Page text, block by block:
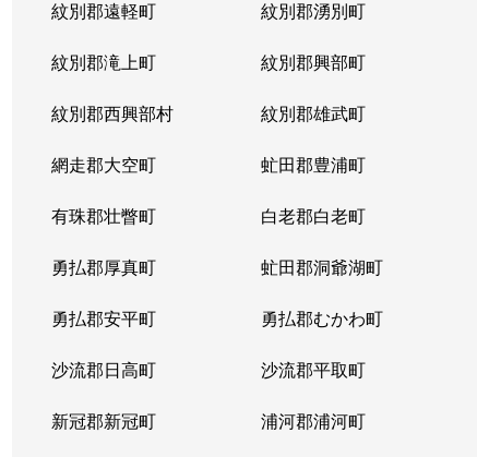
紋別郡遠軽町 紋別郡湧別町
紋別郡滝上町 紋別郡興部町
紋別郡西興部村 紋別郡雄武町
網走郡大空町 虻田郡豊浦町
有珠郡壮瞥町 白老郡白老町
勇払郡厚真町 虻田郡洞爺湖町
勇払郡安平町 勇払郡むかわ町
沙流郡日高町 沙流郡平取町
新冠郡新冠町 浦河郡浦河町